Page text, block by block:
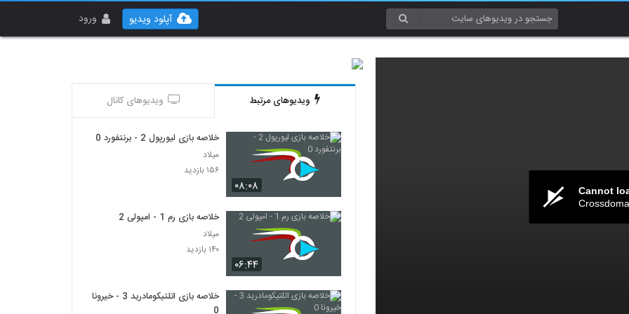
ورود آپلود ویدیو
Cannot
ویدیوهای مرتبط ویدیوهای کانال
۰۸:۰۸
خلاصه بازی لیورپول 2 - برنتفورد 0
میلاد
۱۵۶ بازدید
۰۶:۴۴
خلاصه بازی رم 1 - امپولی 2
میلاد
۱۴۰ بازدید
خلاصه بازی اتلتیکومادرید 3 - خیرونا
0